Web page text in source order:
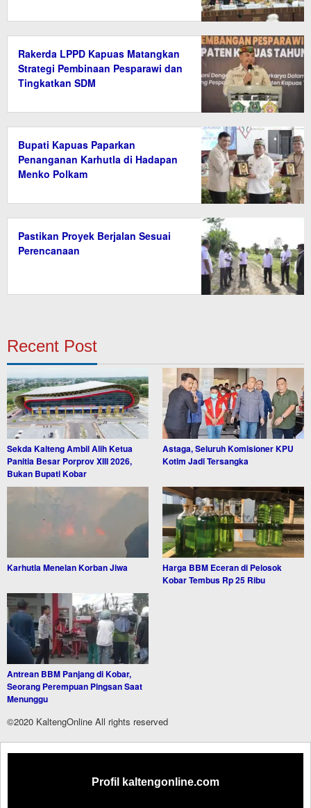
Rakerda LPPD Kapuas Matangkan
Strategi Pembinaan Pesparawi dan
Tingkatkan SDM
Bupati Kapuas Paparkan
Penanganan Karhutla di Hadapan
Menko Polkam
Pastikan Proyek Berjalan Sesuai
Perencanaan
Recent Post
Sekda Kalteng Ambil Alih Ketua
Panitia Besar Porprov XIII 2026,
Bukan Bupati Kobar
Astaga, Seluruh Komisioner KPU
Kotim Jadi Tersangka
Karhutla Menelan Korban Jiwa
Harga BBM Eceran di Pelosok
Kobar Tembus Rp 25 Ribu
Antrean BBM Panjang di Kobar,
Seorang Perempuan Pingsan Saat
Menunggu
©2020 KaltengOnline All rights reserved
Profil kaltengonline.com